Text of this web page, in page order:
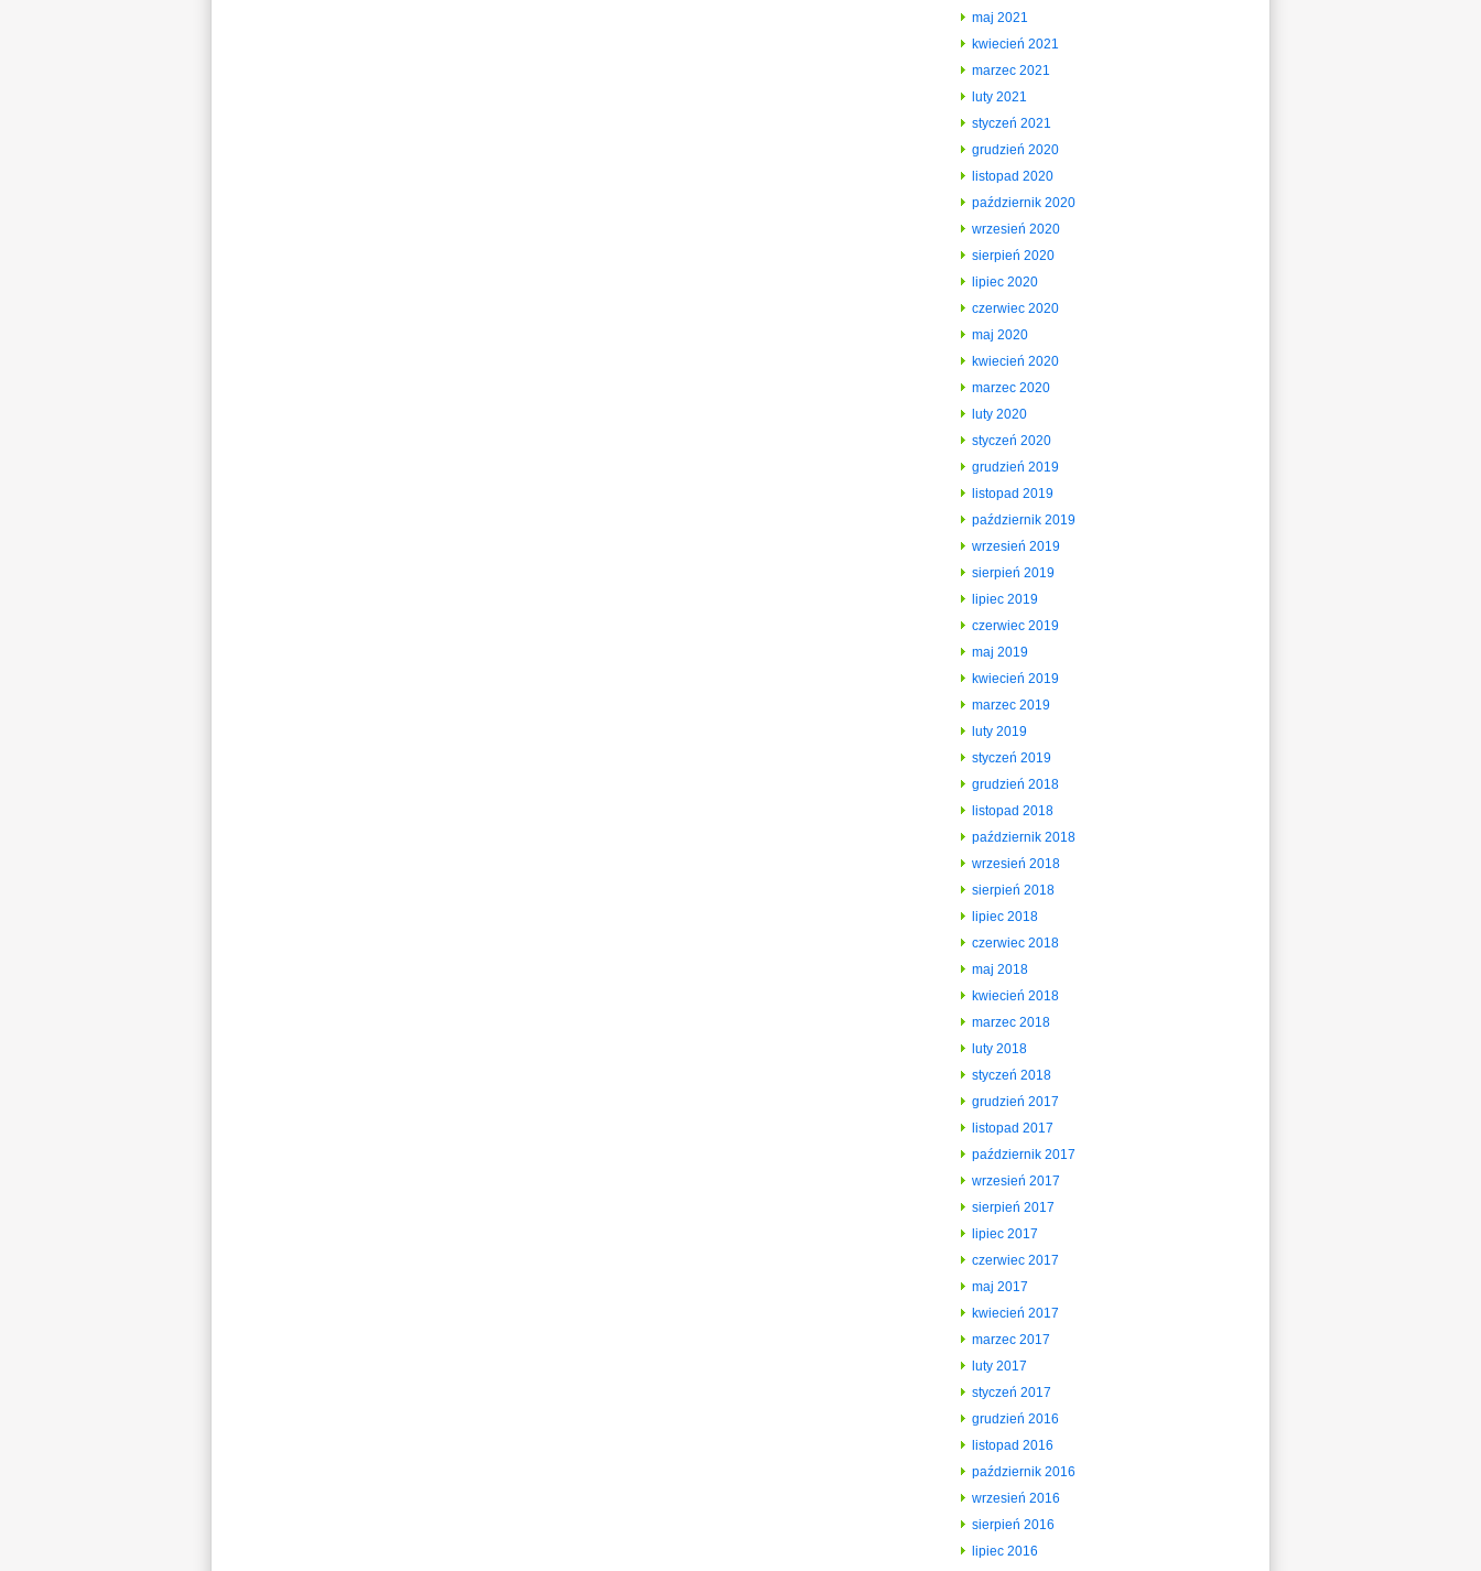
maj 2021
kwiecień 2021
marzec 2021
luty 2021
styczeń 2021
grudzień 2020
listopad 2020
październik 2020
wrzesień 2020
sierpień 2020
lipiec 2020
czerwiec 2020
maj 2020
kwiecień 2020
marzec 2020
luty 2020
styczeń 2020
grudzień 2019
listopad 2019
październik 2019
wrzesień 2019
sierpień 2019
lipiec 2019
czerwiec 2019
maj 2019
kwiecień 2019
marzec 2019
luty 2019
styczeń 2019
grudzień 2018
listopad 2018
październik 2018
wrzesień 2018
sierpień 2018
lipiec 2018
czerwiec 2018
maj 2018
kwiecień 2018
marzec 2018
luty 2018
styczeń 2018
grudzień 2017
listopad 2017
październik 2017
wrzesień 2017
sierpień 2017
lipiec 2017
czerwiec 2017
maj 2017
kwiecień 2017
marzec 2017
luty 2017
styczeń 2017
grudzień 2016
listopad 2016
październik 2016
wrzesień 2016
sierpień 2016
lipiec 2016